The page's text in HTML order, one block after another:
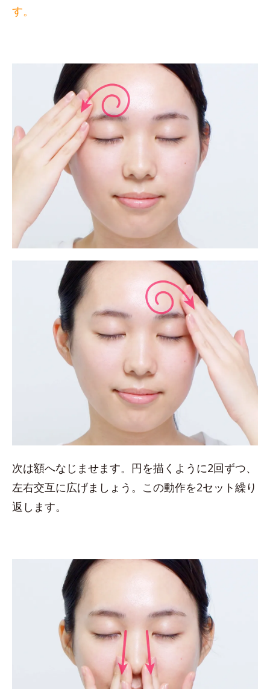
す。
次は額へなじませます。円を描くように2回ずつ、
左右交互に広げましょう。この動作を2セット繰り
返します。